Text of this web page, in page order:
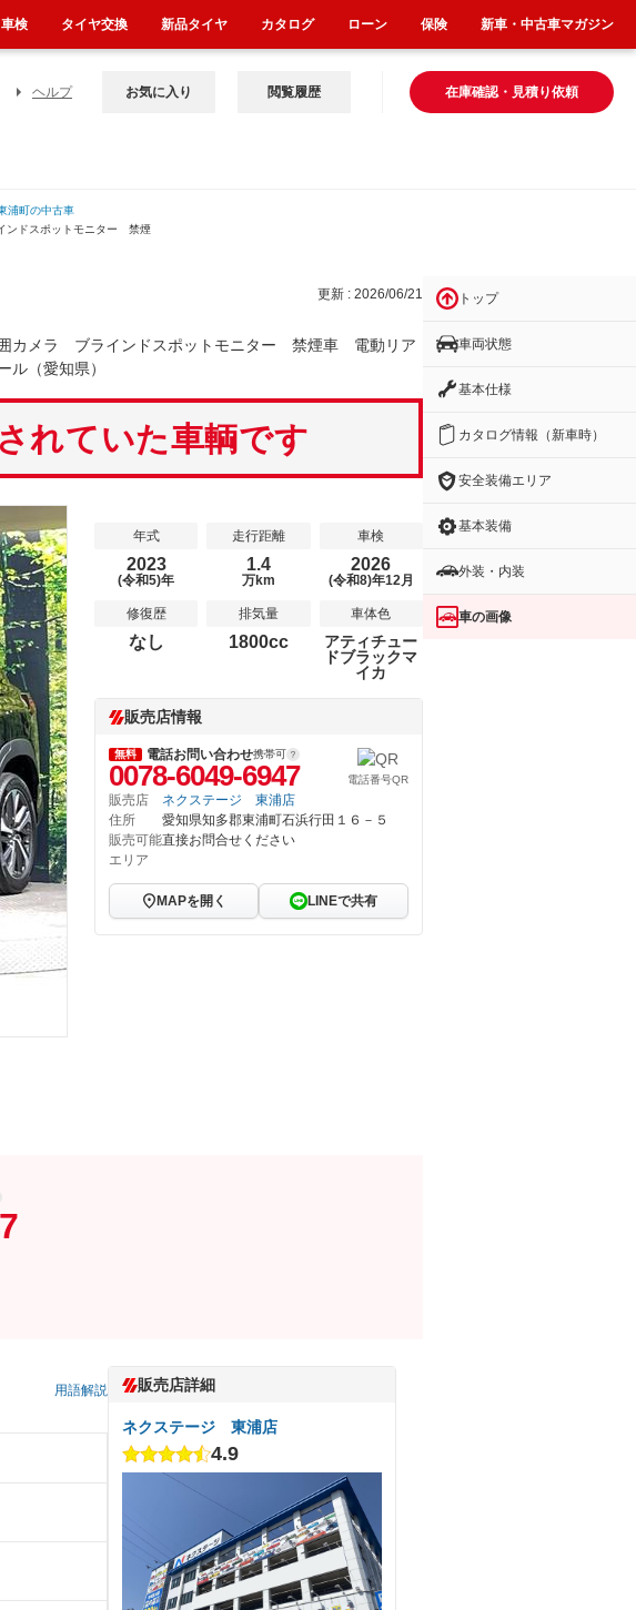
ヘルプ 在庫確認・見積り依頼
お気に入り 閲覧履歴
浦町の中古車
ンドスポットモニター 禁煙
更新 : 2026/06/21
カメラ ブラインドスポットモニター 禁煙車 電動リア
（愛知県）
れていた車輌です
年式
2023
(令和5)年
走行距離
1.4
万km
車検
2026
(令和8)年12月
修復歴
なし
排気量
1800cc
車体色
アティチュー
ドブラックマ
イカ
販売店情報
無料 電話お問い合わせ携帯可
0078-6049-6947 電話番号QR
販売店
ネクステージ 東浦店
住所
愛知県知多郡東浦町石浜行田１６－５
販売可能
エリア
直接お問合せください
MAPを開く LINEで共有
用語解説 販売店詳細
ネクステージ 東浦店
4.9
トップ
車両状態
基本仕様
カタログ情報（新車時）
安全装備エリア
基本装備
外装・内装
車の画像
車検 タイヤ交換 新品タイヤ カタログ ローン 保険 新車・中古車マガジン